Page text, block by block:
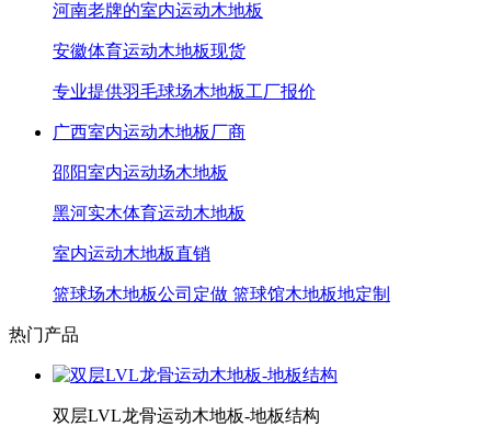
河南老牌的室内运动木地板
安徽体育运动木地板现货
专业提供羽毛球场木地板工厂报价
广西室内运动木地板厂商
邵阳室内运动场木地板
黑河实木体育运动木地板
室内运动木地板直销
篮球场木地板公司定做 篮球馆木地板地定制
热门产品
双层LVL龙骨运动木地板-地板结构